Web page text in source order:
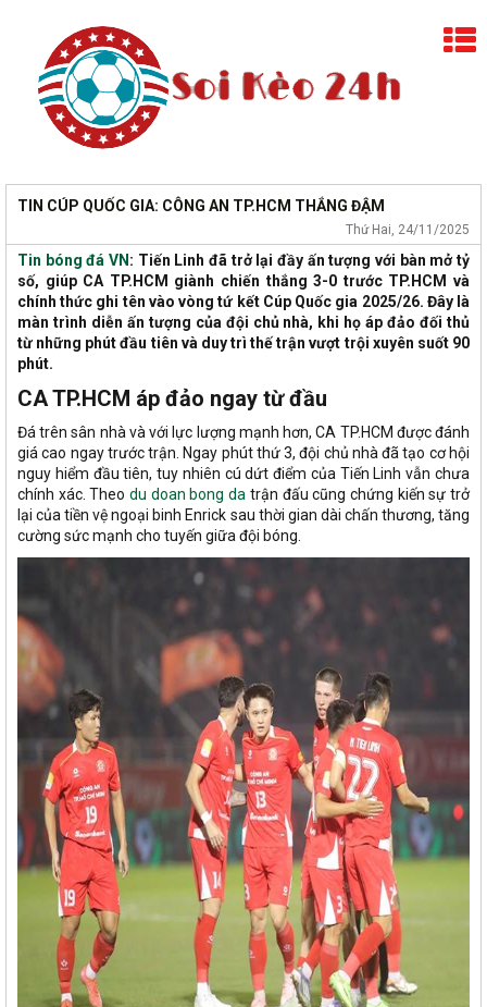
TIN CÚP QUỐC GIA: CÔNG AN TP.HCM THẮNG ĐẬM
Thứ Hai, 24/11/2025
Tin bóng đá VN : Tiến Linh đã trở lại đầy ấn tượng với bàn mở tỷ
số, giúp CA TP.HCM giành chiến thắng 3-0 trước TP.HCM và
chính thức ghi tên vào vòng tứ kết Cúp Quốc gia 2025/26. Đây là
màn trình diễn ấn tượng của đội chủ nhà, khi họ áp đảo đối thủ
từ những phút đầu tiên và duy trì thế trận vượt trội xuyên suốt 90
phút.
CA TP.HCM áp đảo ngay từ đầu
Đá trên sân nhà và với lực lượng mạnh hơn, CA TP.HCM được đánh
giá cao ngay trước trận. Ngay phút thứ 3, đội chủ nhà đã tạo cơ hội
nguy hiểm đầu tiên, tuy nhiên cú dứt điểm của Tiến Linh vẫn chưa
chính xác. Theodu doan bong da trận đấu cũng chứng kiến sự trở
lại của tiền vệ ngoại binh Enrick sau thời gian dài chấn thương, tăng
cường sức mạnh cho tuyến giữa đội bóng.